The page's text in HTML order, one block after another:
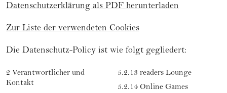
Datenschutzerklärung als PDF herunterladen
Zur Liste der verwendeten Cookies
Die Datenschutz-Policy ist wie folgt gegliedert:
2 Verantwortlicher und
Kontakt
5.2.13 readers Lounge
5.2.14 Online Games